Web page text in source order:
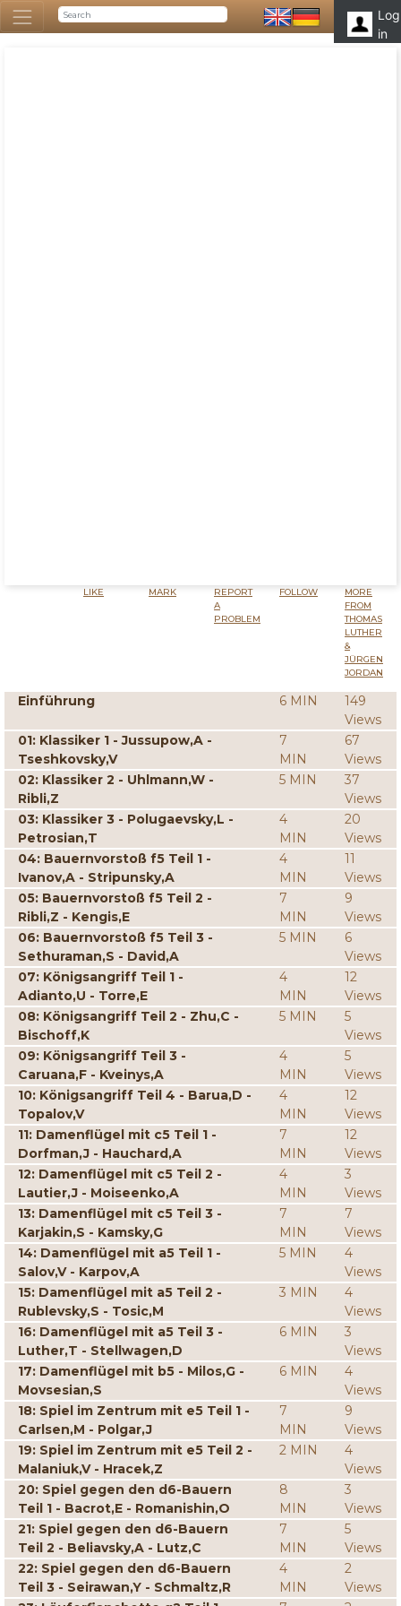
Log
in
LIKE MARK
REPORT
A
PROBLEM
FOLLOW
MORE
FROM
THOMAS
LUTHER
&
JÜRGEN
JORDAN
Einführung 6 MIN
149
Views
01: Klassiker 1 - Jussupow,A -
Tseshkovsky,V
7
MIN
67
Views
02: Klassiker 2 - Uhlmann,W -
Ribli,Z
5 MIN
37
Views
03: Klassiker 3 - Polugaevsky,L -
Petrosian,T
4
MIN
20
Views
04: Bauernvorstoß f5 Teil 1 -
Ivanov,A - Stripunsky,A
4
MIN
11
Views
05: Bauernvorstoß f5 Teil 2 -
Ribli,Z - Kengis,E
7
MIN
9
Views
06: Bauernvorstoß f5 Teil 3 -
Sethuraman,S - David,A
5 MIN
6
Views
07: Königsangriff Teil 1 -
Adianto,U - Torre,E
4
MIN
12
Views
08: Königsangriff Teil 2 - Zhu,C -
Bischoff,K
5 MIN
5
Views
09: Königsangriff Teil 3 -
Caruana,F - Kveinys,A
4
MIN
5
Views
10: Königsangriff Teil 4 - Barua,D -
Topalov,V
4
MIN
12
Views
11: Damenflügel mit c5 Teil 1 -
Dorfman,J - Hauchard,A
7
MIN
12
Views
12: Damenflügel mit c5 Teil 2 -
Lautier,J - Moiseenko,A
4
MIN
3
Views
13: Damenflügel mit c5 Teil 3 -
Karjakin,S - Kamsky,G
7
MIN
7
Views
14: Damenflügel mit a5 Teil 1 -
Salov,V - Karpov,A
5 MIN
4
Views
15: Damenflügel mit a5 Teil 2 -
Rublevsky,S - Tosic,M
3 MIN
4
Views
16: Damenflügel mit a5 Teil 3 -
Luther,T - Stellwagen,D
6 MIN
3
Views
17: Damenflügel mit b5 - Milos,G -
Movsesian,S
6 MIN
4
Views
18: Spiel im Zentrum mit e5 Teil 1 -
Carlsen,M - Polgar,J
7
MIN
9
Views
19: Spiel im Zentrum mit e5 Teil 2 -
Malaniuk,V - Hracek,Z
2 MIN
4
Views
20: Spiel gegen den d6-Bauern
Teil 1 - Bacrot,E - Romanishin,O
8
MIN
3
Views
21: Spiel gegen den d6-Bauern
Teil 2 - Beliavsky,A - Lutz,C
7
MIN
5
Views
22: Spiel gegen den d6-Bauern
Teil 3 - Seirawan,Y - Schmaltz,R
4
MIN
2
Views